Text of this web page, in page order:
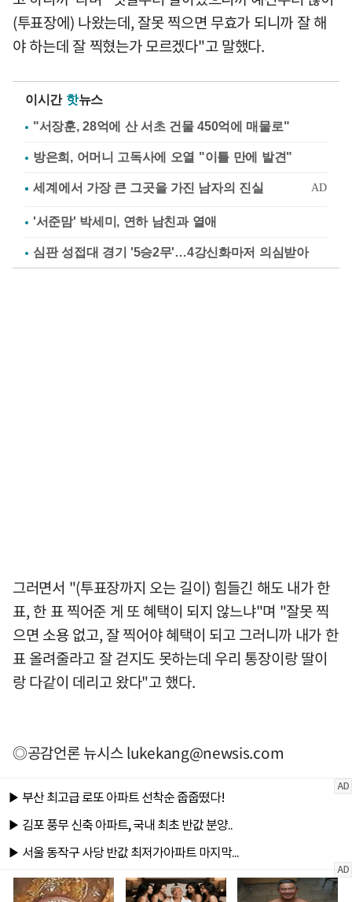
(투표장에) 나왔는데, 잘못 찍으면 무효가 되니까 잘 해
야 하는데 잘 찍혔는가 모르겠다"고 말했다.
이시간 핫뉴스
"서장훈, 28억에 산 서초 건물 450억에 매물로"
방은희, 어머니 고독사에 오열 "이틀 만에 발견"
'서준맘' 박세미, 연하 남친과 열애
심판 성접대 경기 '5승2무'…4강신화마저 의심받아
그러면서 "(투표장까지 오는 길이) 힘들긴 해도 내가 한
표, 한 표 찍어준 게 또 혜택이 되지 않느냐"며 "잘못 찍
으면 소용 없고, 잘 찍어야 혜택이 되고 그러니까 내가 한
표 올려줄라고 잘 걷지도 못하는데 우리 통장이랑 딸이
랑 다같이 데리고 왔다"고 했다.
◎공감언론 뉴시스lukekang@newsis.com